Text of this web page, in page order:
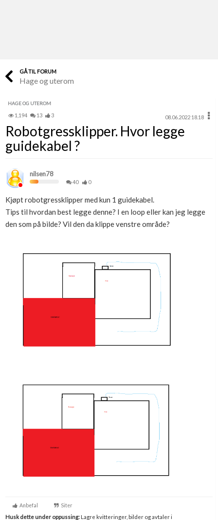
Finn håndverkere
Papirer som mangler
Skaff dokumentasjon som mangler
Se din bolig? Klikk her
Boligmappa+
GÅ TIL FORUM
Hage og uterom
HAGE OG UTEROM
1,194 13 3 08.06.2022 18.18
Robotgressklipper. Hvor legge
guidekabel ?
nilsen78
40 0
Kjøpt robotgressklipper med kun 1 guidekabel.
Tips til hvordan best legge denne? I en loop eller kan jeg legge
den som på bilde? Vil den da klippe venstre område?
Anbefal Siter
Husk dette under oppussing:Lagre kvitteringer, bilder og avtaler i